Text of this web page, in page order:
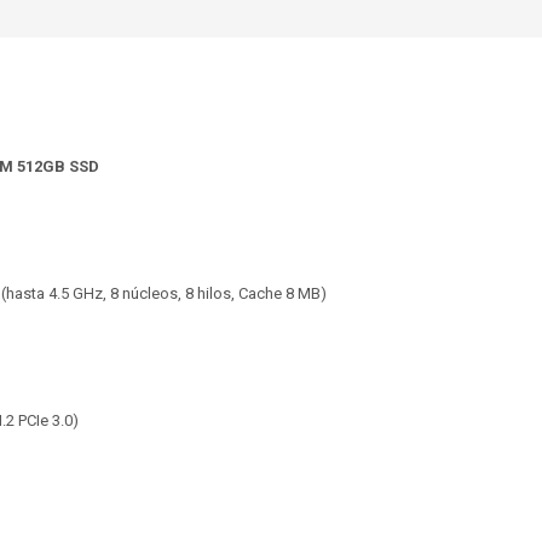
512GB SSD
4.5 GHz, 8 núcleos, 8 hilos, Cache 8 MB)
PCIe 3.0)